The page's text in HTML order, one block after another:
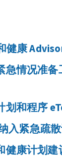
健康
急情况准
划和程序
入紧急疏
健康计划